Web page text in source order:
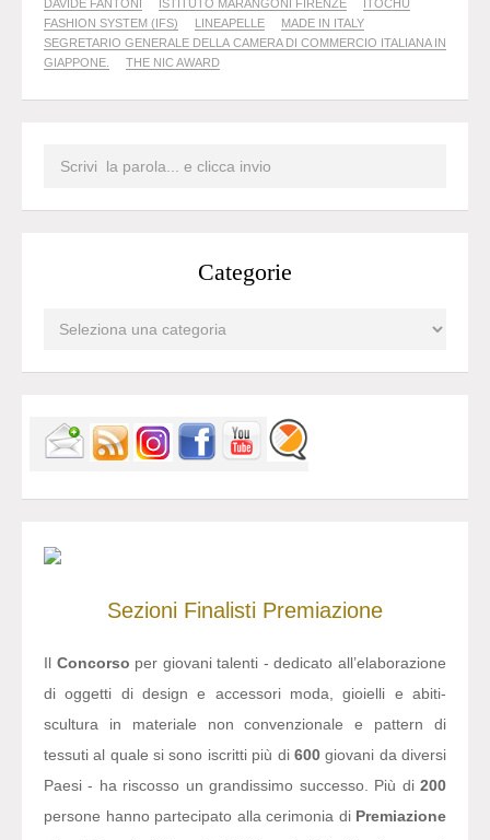
DAVIDE FANTONI
ISTITUTO MARANGONI FIRENZE
ITOCHU
FASHION SYSTEM (IFS)
LINEAPELLE
MADE IN ITALY
SEGRETARIO GENERALE DELLA CAMERA DI COMMERCIO ITALIANA IN
GIAPPONE.
THE NIC AWARD
Categorie
Sezioni Finalisti Premiazione
Il Concorso per giovani talenti - dedicato all’elaborazione
di oggetti di design e accessori moda, gioielli e abiti-
scultura in materiale non convenzionale e pattern di
tessuti al quale si sono iscritti più di 600giovani da diversi
Paesi - ha riscosso un grandissimo successo. Più di 200
persone hanno partecipato alla cerimonia di Premiazione